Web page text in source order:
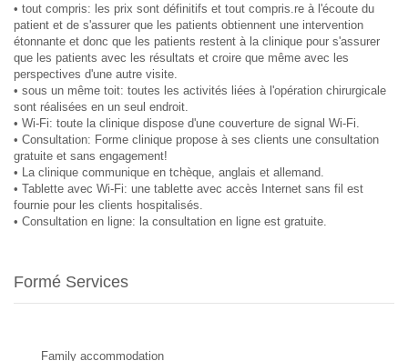
• tout compris: les prix sont définitifs et tout compris.re à l'écoute du
patient et de s'assurer que les patients obtiennent une intervention
étonnante et donc que les patients restent à la clinique pour s'assurer
que les patients avec les résultats et croire que même avec les
perspectives d'une autre visite.
• sous un même toit: toutes les activités liées à l'opération chirurgicale
sont réalisées en un seul endroit.
• Wi-Fi: toute la clinique dispose d'une couverture de signal Wi-Fi.
• Consultation: Forme clinique propose à ses clients une consultation
gratuite et sans engagement!
• La clinique communique en tchèque, anglais et allemand.
• Tablette avec Wi-Fi: une tablette avec accès Internet sans fil est
fournie pour les clients hospitalisés.
• Consultation en ligne: la consultation en ligne est gratuite.
Formé Services
Family accommodation